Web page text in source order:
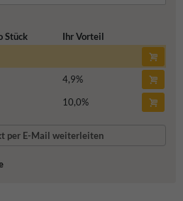
Stück
Ihr Vorteil
4,9%
10,0%
per E-Mail weiterleiten